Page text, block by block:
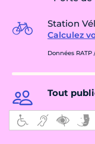
Station
Calculez
Données RATP
Tout